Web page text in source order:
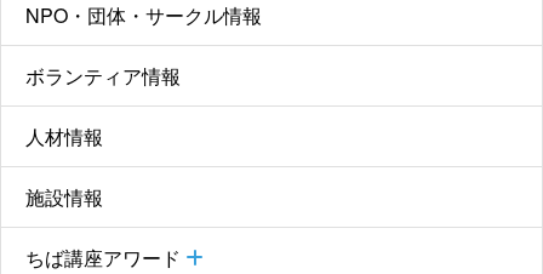
NPO・団体・サークル情報
ボランティア情報
人材情報
施設情報
ちば講座アワード